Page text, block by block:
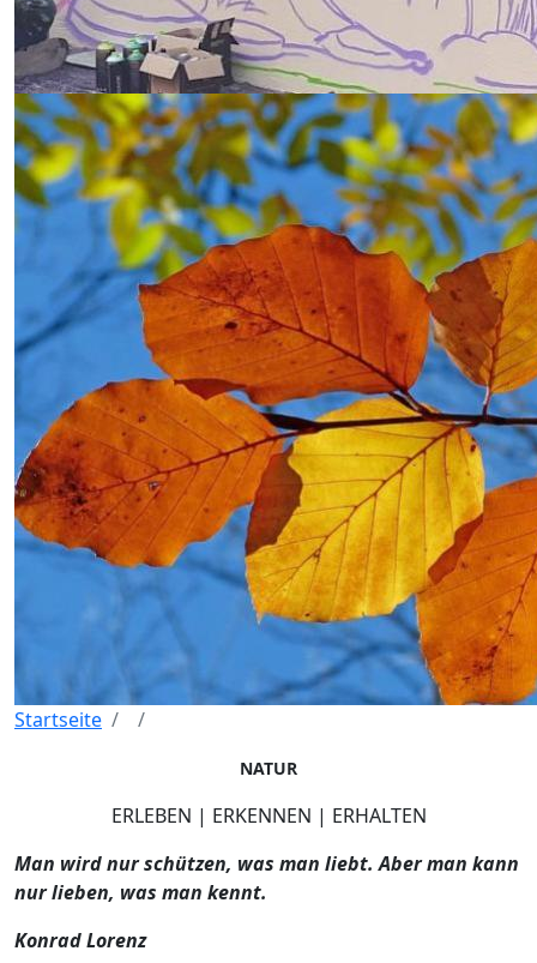
Startseite
NATUR
ERLEBEN | ERKENNEN | ERHALTEN
Man wird nur schützen, was man liebt. Aber man kann
nur lieben, was man kennt.
Konrad Lorenz